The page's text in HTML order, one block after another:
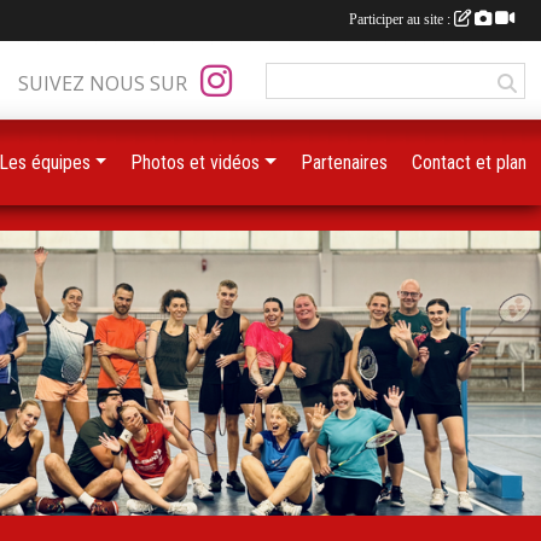
SUIVEZ NOUS SUR
équipes Photos et vidéos Partenaires Contact et plan
Participer au site :